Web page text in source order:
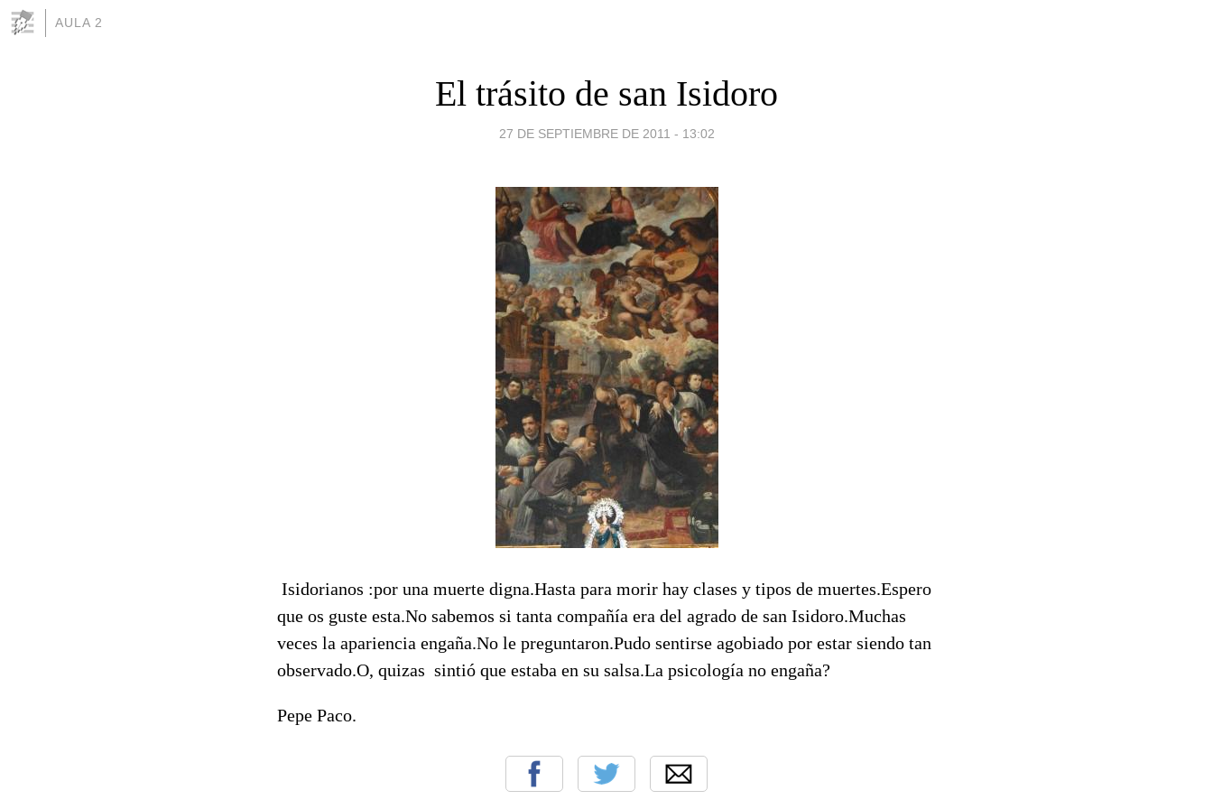
AULA 2
El trásito de san Isidoro
27 DE SEPTIEMBRE DE 2011 - 13:02
Isidorianos :por una muerte digna.Hasta para morir hay clases y tipos de muertes.Espero
que os guste esta.No sabemos si tanta compañía era del agrado de san Isidoro.Muchas
veces la apariencia engaña.No le preguntaron.Pudo sentirse agobiado por estar siendo tan
observado.O, quizas sintió que estaba en su salsa.La psicología no engaña?
Pepe Paco.